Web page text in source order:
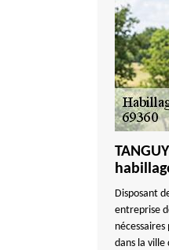
Disposant
entreprise
dans la ville